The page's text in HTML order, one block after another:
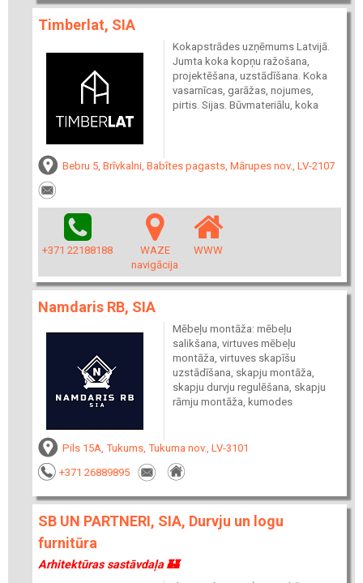
Timberlat, SIA
Kokapstrādes uzņēmums Latvijā.
Jumta koka kopņu ražošana,
projektēšana, uzstādīšana. Koka
vasarnīcas, garāžas, nojumes,
pirtis. Sijas. Būvmateriālu, koka
Bebru 5, Brīvkalni, Babītes pagasts, Mārupes nov., LV-2107
+371 22188188
WAZE
navigācija
WWW
Namdaris RB, SIA
Mēbeļu montāža: mēbeļu
salikšana, virtuves mēbeļu
montāža, virtuves skapīšu
uzstādīšana, skapju montāža,
skapju durvju regulēšana, skapju
rāmju montāža, kumodes
Pils 15A, Tukums, Tukuma nov., LV-3101
+371 26889895
SB UN PARTNERI, SIA, Durvju un logu
furnitūra
Arhitektūras sastāvdaļa 🏰